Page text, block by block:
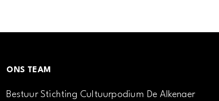
ONS TEAM
Bestuur Stichting Cultuurpodium De Alkenaer